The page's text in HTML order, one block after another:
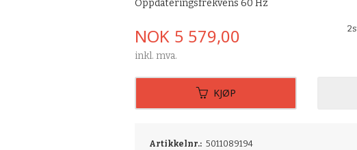
Oppdateringsfrekvens 60 Hz
Pris
NOK 5 579,00
inkl. mva.
KJØP
Artikkelnr.: 5011089194